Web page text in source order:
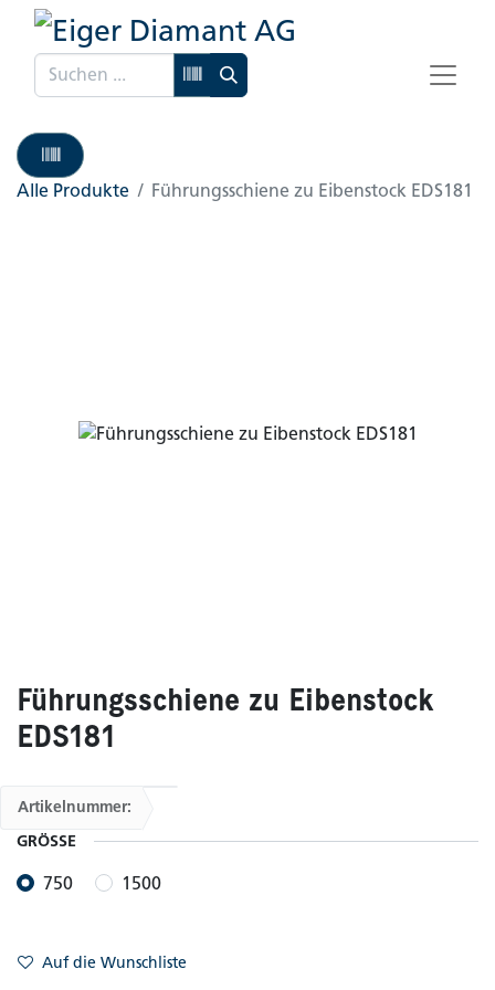
Alle Produkte Führungsschiene zu Eibenstock EDS181
Führungsschiene zu Eibenstock
EDS181
Artikelnummer:
GRÖSSE
750 1500
Auf die Wunschliste